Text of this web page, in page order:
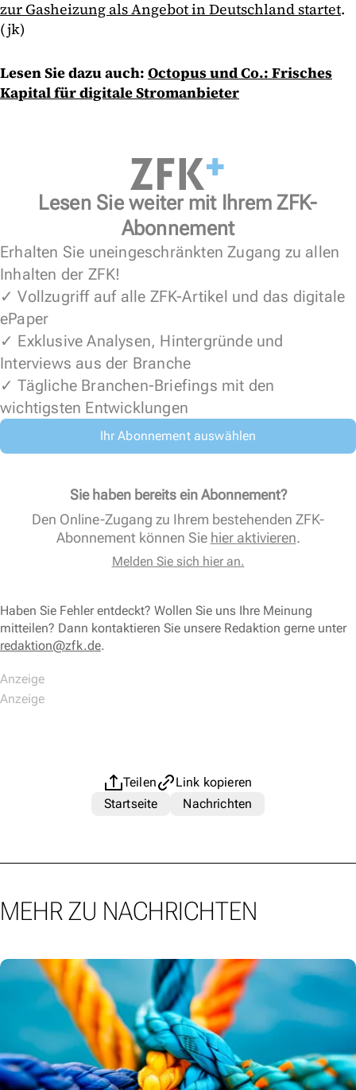
zur Gasheizung als Angebot in Deutschland startet.
(jk)
Lesen Sie dazu auch: Octopus und Co.: Frisches
Kapital für digitale Stromanbieter
Lesen Sie weiter mit Ihrem ZFK-
Abonnement
Erhalten Sie uneingeschränkten Zugang zu allen
Inhalten der ZFK!
✓ Vollzugriff auf alle ZFK-Artikel und das digitale
ePaper
✓ Exklusive Analysen, Hintergründe und
Interviews aus der Branche
✓ Tägliche Branchen-Briefings mit den
wichtigsten Entwicklungen
Ihr Abonnement auswählen
Sie haben bereits ein Abonnement?
Den Online-Zugang zu Ihrem bestehenden ZFK-
Abonnement können Sie hier aktivieren.
Melden Sie sich hier an.
Haben Sie Fehler entdeckt? Wollen Sie uns Ihre Meinung
mitteilen? Dann kontaktieren Sie unsere Redaktion gerne unter
redaktion@zfk.de.
Teilen
Link kopieren
Startseite
Nachrichten
MEHR ZU NACHRICHTEN